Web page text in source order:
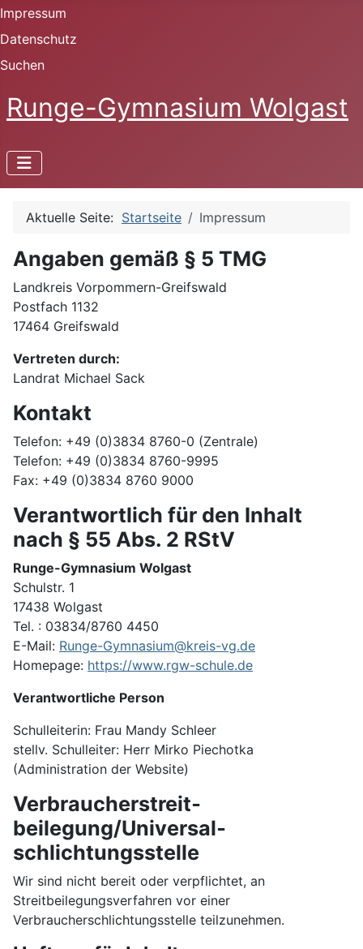
Impressum
Datenschutz
Suchen
Runge-Gymnasium Wolgast
Aktuelle Seite: Startseite Impressum
Angaben gemäß § 5 TMG
Landkreis Vorpommern-Greifswald
Postfach 1132
17464 Greifswald
Vertreten durch:
Landrat Michael Sack
Kontakt
Telefon: +49 (0)3834 8760-0 (Zentrale)
Telefon: +49 (0)3834 8760-9995
Fax: +49 (0)3834 8760 9000
Verantwortlich für den Inhalt
nach § 55 Abs. 2 RStV
Runge-Gymnasium Wolgast
Schulstr. 1
17438 Wolgast
Tel. : 03834/8760 4450
E-Mail: Runge-Gymnasium@kreis-vg.de
Homepage: https://www.rgw-schule.de
Verantwortliche Person
Schulleiterin: Frau Mandy Schleer
stellv. Schulleiter: Herr Mirko Piechotka
(Administration der Website)
Verbraucher­streit­
beilegung/Universal­
schlichtungs­stelle
Wir sind nicht bereit oder verpflichtet, an
Streitbeilegungsverfahren vor einer
Verbraucherschlichtungsstelle teilzunehmen.